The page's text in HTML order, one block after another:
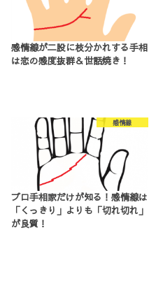
感情線が二股に枝分かれする手相
は恋の感度抜群＆世話焼き！
感情線
プロ手相家だけが知る！感情線は
「くっきり」よりも「切れ切れ」
が良質！